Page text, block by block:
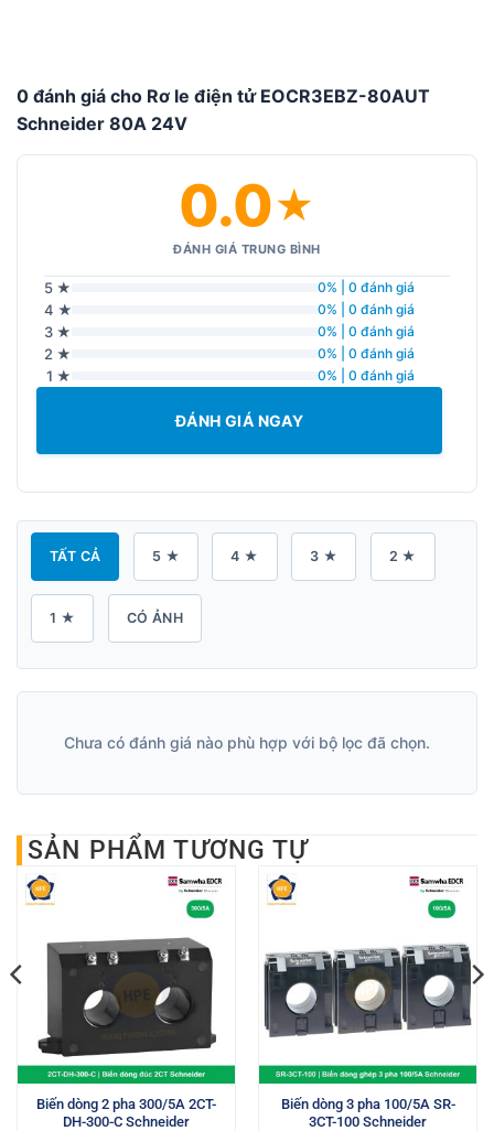
0 đánh giá cho Rơ le điện tử EOCR3EBZ-80AUT
Schneider 80A 24V
0.0★
ĐÁNH GIÁ TRUNG BÌNH
5 ★ 0% | 0 đánh giá
4 ★ 0% | 0 đánh giá
3 ★ 0% | 0 đánh giá
2 ★ 0% | 0 đánh giá
1 ★ 0% | 0 đánh giá
ĐÁNH GIÁ NGAY
TẤT CẢ 5 ★ 4 ★ 3 ★ 2 ★
1 ★ CÓ ẢNH
Chưa có đánh giá nào phù hợp với bộ lọc đã chọn.
SẢN PHẨM TƯƠNG TỰ
Biến dòng 2 pha 300/5A 2CT-
DH-300-C Schneider
Biến dòng 3 pha 100/5A SR-
3CT-100 Schneider